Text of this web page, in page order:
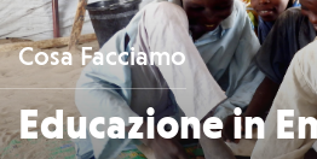
Cosa Facciamo
Educazione in